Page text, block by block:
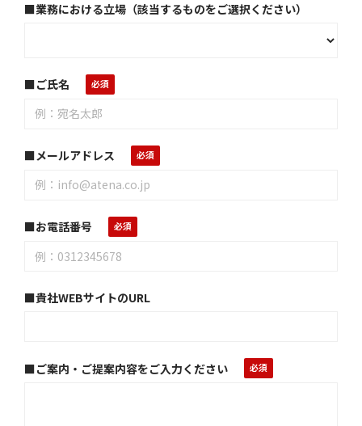
■業務における立場（該当するものをご選択ください）
■ご氏名
■メールアドレス
■お電話番号
■貴社WEBサイトのURL
■ご案内・ご提案内容をご入力ください